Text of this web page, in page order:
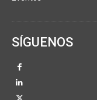
SÍGUENOS